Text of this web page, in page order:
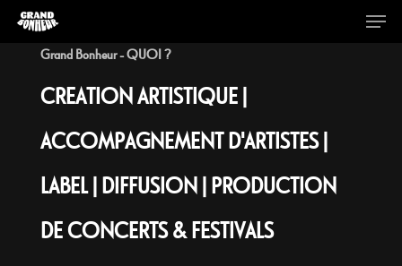
Grand Bonheur - QUOI ?
CREATION ARTISTIQUE |
ACCOMPAGNEMENT D'ARTISTES |
LABEL | DIFFUSION | PRODUCTION
DE CONCERTS & FESTIVALS